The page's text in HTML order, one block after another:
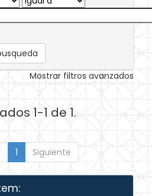
Mostrar filtros avanzados
1-1 de 1.
1 Siguiente